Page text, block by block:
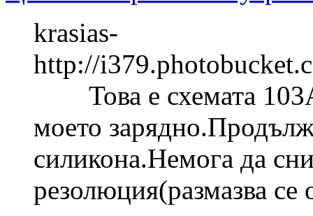
krasias-
http://
Toва е схемата
моето
силикона.Немога да
резолюция(размазва се